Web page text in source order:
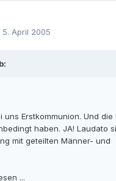
5. April 2005
uns Erstkommunion. Und die
haben. JA! Laudato
mit geteilten Männer- und
...